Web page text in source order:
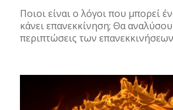
Ποιοι είναι ο λόγοι που μπορεί
κάνει επανεκκίνηση; Θα
περιπτώσεις των